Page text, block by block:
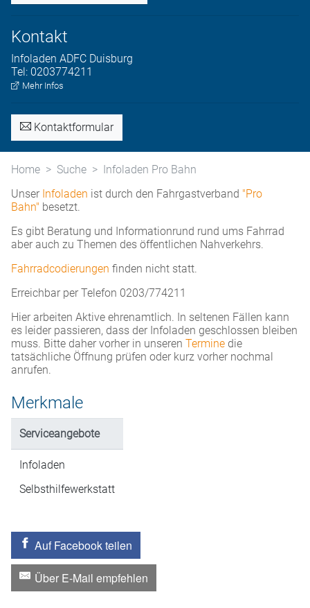
Kontakt
Infoladen ADFC Duisburg
Tel: 0203774211
Mehr Infos
Kontaktformular
Home Suche
Infoladen Pro Bahn
Unser Infoladen ist durch den Fahrgastverband "Pro
Bahn" besetzt.
Es gibt Beratung und Informationrund rund ums Fahrrad
aber auch zu Themen des öffentlichen Nahverkehrs.
Fahrradcodierungen finden nicht statt.
Erreichbar per Telefon 0203/774211
Hier arbeiten Aktive ehrenamtlich. In seltenen Fällen kann
es leider passieren, dass der Infoladen geschlossen bleiben
muss. Bitte daher vorher in unseren Termine die
tatsächliche Öffnung prüfen oder kurz vorher nochmal
anrufen.
Merkmale
Serviceangebote
Infoladen
Selbsthilfewerkstatt
Auf Facebook teilen
Über E-Mail empfehlen